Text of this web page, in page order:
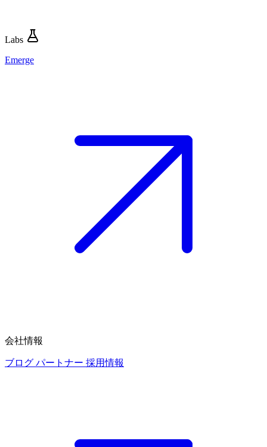
Labs
Emerge
会社情報
ブログ パートナー 採用情報